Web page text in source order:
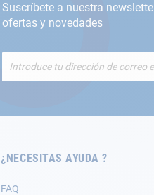
Suscríbete a nuestra
ofertas y novedades
de
¿NECESITAS AYUDA ?
FAQ